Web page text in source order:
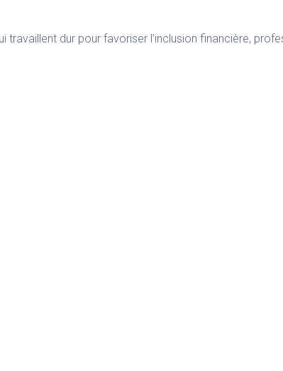
travaillent dur pour favoriser l’inclusion financière,